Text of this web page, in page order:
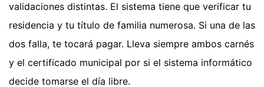
validaciones distintas. El sistema tiene que verificar tu
residencia y tu título de familia numerosa. Si una de las
dos falla, te tocará pagar. Lleva siempre ambos carnés
y el certificado municipal por si el sistema informático
decide tomarse el día libre.